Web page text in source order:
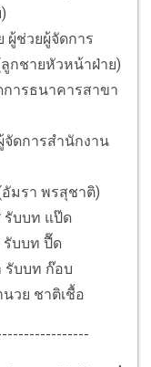
ผู้ช่วยผู้จัดการ
กชายหัวหน้าฝ่าย)
ารธนาคารสาขา
ดการสำนักงาน
มรา พรสุชาติ)
รับบท แป๊ด
รับบท ปื๊ด
บบท ก๊อบ
วย ชาติเชื้อ